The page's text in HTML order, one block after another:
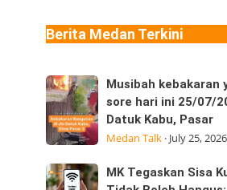
Sudah
Makan
SR-
GT
dan
Moto
GP
Edition
hadir
Berita Medan Terkini
Musibah
kebakaran
yabg
tarjadi
sore
hari
Musibah kebakaran
sore hari ini 25/07/
Datuk Kabu, Pasar
Medan Talk· July 25, 2026
MK
MK Tegaskan Sisa